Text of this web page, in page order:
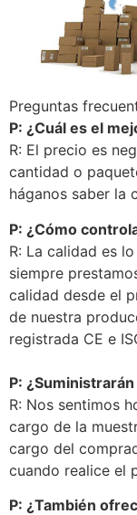
Preguntas
P: ¿Cuál es el
R: El precio es
cantidad o
háganos saber la
P: ¿Cómo
R: La calidad es
siempre
calidad desde el
de nuestra
registrada CE e
P:
R: Nos sentimos
cargo de la
cargo del
cuando realice el
P: ¿También